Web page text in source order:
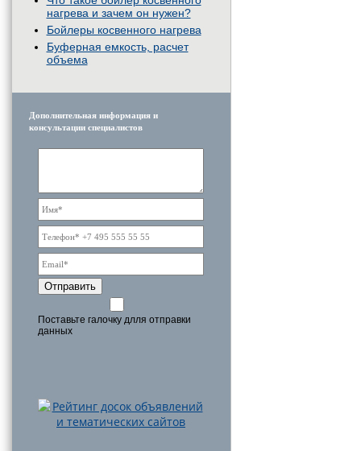
нагрева и зачем он нужен?
Бойлеры косвенного нагрева
Буферная емкость, расчет
объема
Дополнительная информация и
консультации специалистов
Отправить
Поставьте галочку длля отправки
данных